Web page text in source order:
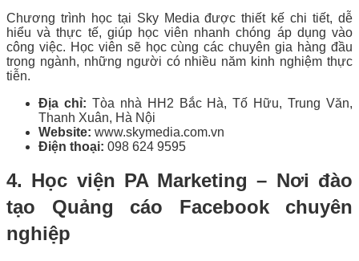
Chương trình học tại Sky Media được thiết kế chi tiết, dễ
hiểu và thực tế, giúp học viên nhanh chóng áp dụng vào
công việc. Học viên sẽ học cùng các chuyên gia hàng đầu
trong ngành, những người có nhiều năm kinh nghiệm thực
tiễn.
Địa chỉ: Tòa nhà HH2 Bắc Hà, Tố Hữu, Trung Văn,
Thanh Xuân, Hà Nội
Website: www.skymedia.com.vn
Điện thoại: 098 624 9595
4. Học viện PA Marketing – Nơi đào
tạo Quảng cáo Facebook chuyên
nghiệp